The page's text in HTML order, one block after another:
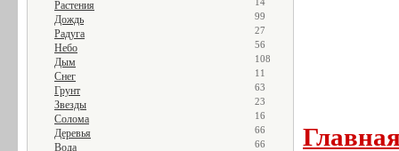
Растения
Дождь 99
Радуга 27
Небо 56
Дым 108
Снег 11
Грунт 63
Звезды 23
Солома 16
Деревья 66
Вода 66